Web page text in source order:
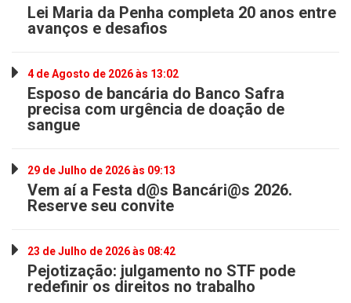
Lei Maria da Penha completa 20 anos entre
avanços e desafios
4 de Agosto de 2026 às 13:02
Esposo de bancária do Banco Safra
precisa com urgência de doação de
sangue
29 de Julho de 2026 às 09:13
Vem aí a Festa d@s Bancári@s 2026.
Reserve seu convite
23 de Julho de 2026 às 08:42
Pejotização: julgamento no STF pode
redefinir os direitos no trabalho